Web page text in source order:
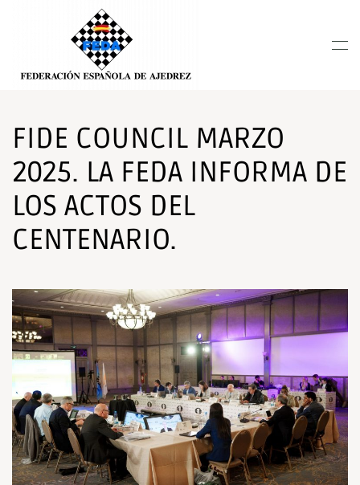
sistema
accesibilidad.
Skip to main content
FIDE COUNCIL MARZO
2025. LA FEDA INFORMA DE
LOS ACTOS DEL
CENTENARIO.